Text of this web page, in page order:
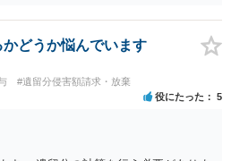
ことは難しくなってくるかと思われま
ついては、どうしても限界が出てしま
どうか悩んでいます
#遺留分侵害額請求・放棄
役にたった 5